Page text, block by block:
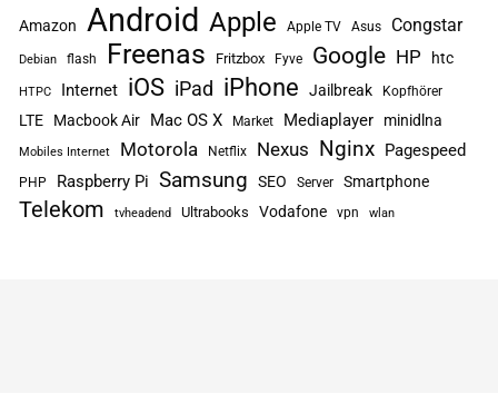
Amazon Android Apple Apple TV Asus Congstar
Debian flash Freenas Fritzbox Fyve Google HP htc
HTPC Internet iOS iPad iPhone Jailbreak Kopfhörer
LTE Macbook Air Mac OS X Market Mediaplayer minidlna
Mobiles Internet Motorola Netflix Nexus Nginx Pagespeed
PHP Raspberry Pi Samsung SEO Server Smartphone
Telekom tvheadend Ultrabooks Vodafone vpn wlan